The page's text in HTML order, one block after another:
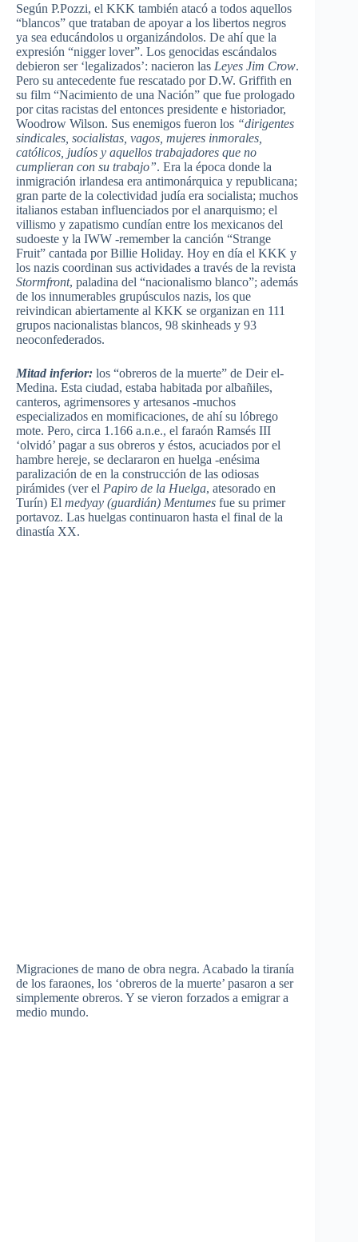
Según P.Pozzi, el KKK también atacó a todos aquellos
“blancos” que trataban de apoyar a los libertos negros
ya sea educándolos u organizándolos. De ahí que la
expresión “nigger lover”. Los genocidas escándalos
debieron ser ‘legalizados’: nacieron las Leyes Jim Crow.
Pero su antecedente fue rescatado por D.W. Griffith en
su film “Nacimiento de una Nación” que fue prologado
por citas racistas del entonces presidente e historiador,
Woodrow Wilson. Sus enemigos fueron los “dirigentes
sindicales, socialistas, vagos, mujeres inmorales,
católicos, judíos y aquellos trabajadores que no
cumplieran con su trabajo”. Era la época donde la
inmigración irlandesa era antimonárquica y republicana;
gran parte de la colectividad judía era socialista; muchos
italianos estaban influenciados por el anarquismo; el
villismo y zapatismo cundían entre los mexicanos del
sudoeste y la IWW -remember la canción “Strange
Fruit” cantada por Billie Holiday. Hoy en día el KKK y
los nazis coordinan sus actividades a través de la revista
Stormfront, paladina del “nacionalismo blanco”; además
de los innumerables grupúsculos nazis, los que
reivindican abiertamente al KKK se organizan en 111
grupos nacionalistas blancos, 98 skinheads y 93
neoconfederados.
Mitad inferior: los “obreros de la muerte” de Deir el-
Medina. Esta ciudad, estaba habitada por albañiles,
canteros, agrimensores y artesanos -muchos
especializados en momificaciones, de ahí su lóbrego
mote. Pero, circa 1.166 a.n.e., el faraón Ramsés III
‘olvidó’ pagar a sus obreros y éstos, acuciados por el
hambre hereje, se declararon en huelga -enésima
paralización de en la construcción de las odiosas
pirámides (ver el Papiro de la Huelga, atesorado en
Turín) El medyay (guardián) Mentumes fue su primer
portavoz. Las huelgas continuaron hasta el final de la
dinastía XX.
Migraciones de mano de obra negra. Acabado la tiranía
de los faraones, los ‘obreros de la muerte’ pasaron a ser
simplemente obreros. Y se vieron forzados a emigrar a
medio mundo.